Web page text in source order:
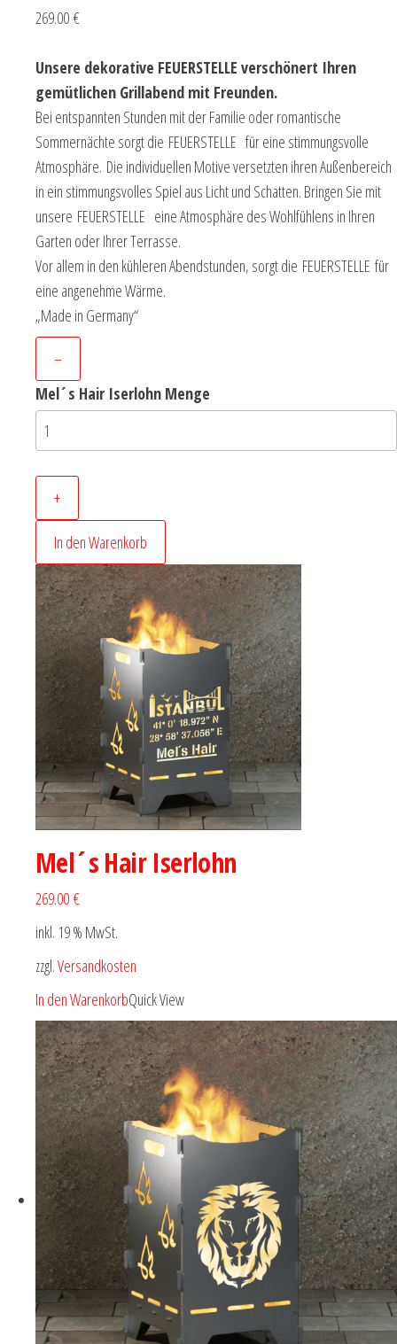
269.00 €
Unsere dekorative FEUERSTELLE verschönert Ihren
gemütlichen Grillabend mit Freunden.
Bei entspannten Stunden mit der Familie oder romantische
Sommernächte sorgt die FEUERSTELLE für eine stimmungsvolle
Atmosphäre. Die individuellen Motive versetzten ihren Außenbereich
in ein stimmungsvolles Spiel aus Licht und Schatten. Bringen Sie mit
unsere FEUERSTELLE eine Atmosphäre des Wohlfühlens in Ihren
Garten oder Ihrer Terrasse.
Vor allem in den kühleren Abendstunden, sorgt die FEUERSTELLE für
eine angenehme Wärme.
„Made in Germany“
–
Mel´s Hair Iserlohn Menge
+
In den Warenkorb
Mel´s Hair Iserlohn
269.00 €
inkl. 19 % MwSt.
zzgl.Versandkosten
In den WarenkorbQuick View